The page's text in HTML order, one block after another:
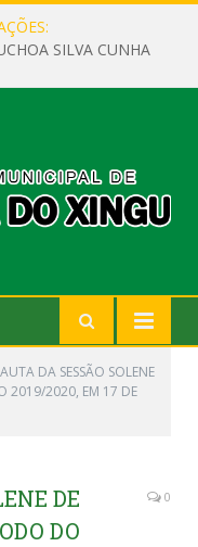
SILVA CUNHA
DA SESSÃO SOLENE
2019/2020, EM 17 DE
DE
DO
0